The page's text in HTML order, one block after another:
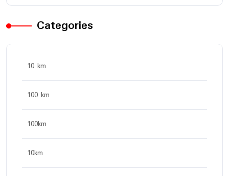
Categories
10 km
100 km
100km
10km